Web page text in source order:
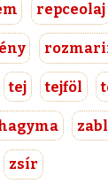
repceolaj
tej tejföl
zsír